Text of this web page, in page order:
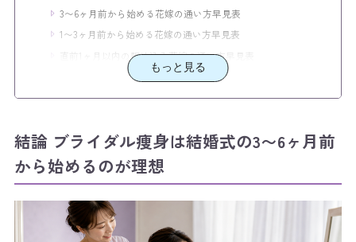
3〜6ヶ月前から始める花嫁の通い方早見表
1〜3ヶ月前から始める花嫁の通い方早見表
直前1ヶ月以内の駆け込み花嫁の通い方早見表
失敗しないための判断軸と注意点
最終施術日を式の何日前にずらすべきか
早く始めすぎてもムダにならないための心得
ブライダルダイエットで痩せる目安と現実
ケース別の具体例（あなたに当てはまる始めど
き）
もっと見る
結論 ブライダル痩身は結婚式の3〜6ヶ月前
から始めるのが理想